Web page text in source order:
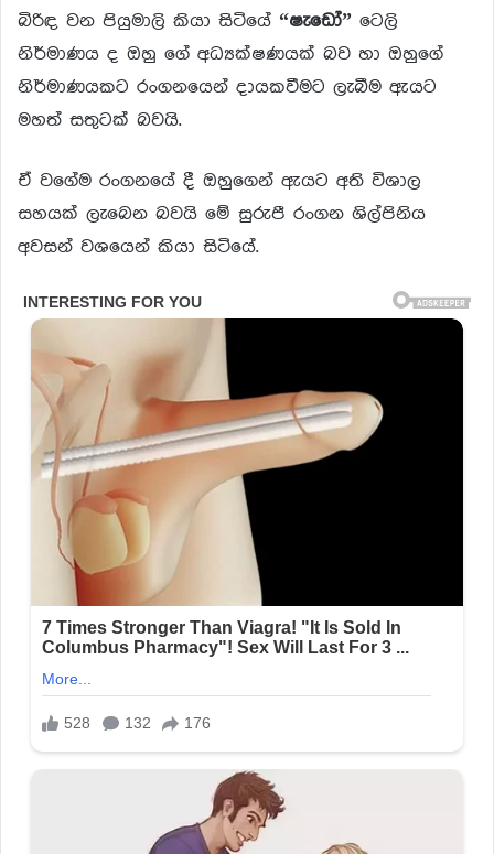
බිරිඳ වන පියුමාලි කියා සිටියේ “ෂැඩෝ” ටෙලි
නිර්මාණය ද ඔහු ගේ අධ්‍යක්ෂණයක් බව හා ඔහුගේ
නිර්මාණයකට රංගනයෙන් දායකවීමට ලැබීම ඇයට
මහත් සතුටක් බවයි.
ඒ වගේම රංගනයේ දී ඔහුගෙන් ඇයට අති විශාල
සහයක් ලැබෙන බවයි මේ සුරුපී රංගන ශිල්පිනිය
අවසන් වශයෙන් කියා සිටියේ.